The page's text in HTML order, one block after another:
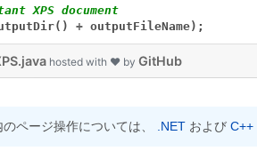
XPS document
+ outputFileName);
hosted with ❤ by GitHub
ページ操作については、 .NET および C++